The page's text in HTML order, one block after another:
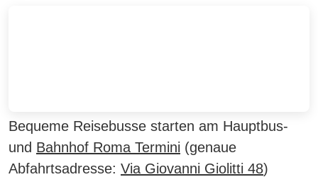
Bequeme Reisebusse starten am Hauptbus-
und Bahnhof Roma Termini (genaue
Abfahrtsadresse: Via Giovanni Giolitti 48)